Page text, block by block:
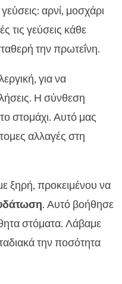
αρνί, μοσχάρι
τις γεύσεις κάθε
την πρωτεΐνη.
για να
Η σύνθεση
στομάχι. Αυτό μας
αλλαγές στη
ξηρή, προκειμένου να
. Αυτό βοήθησε
στόματα. Λάβαμε
την ποσότητα